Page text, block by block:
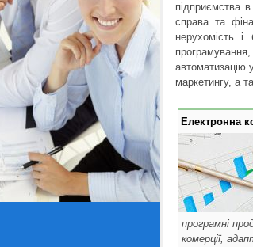
підприємства
справа та
нерухомість
автоматизацію
маркетингу, а
Електронна
програмні
комерції,